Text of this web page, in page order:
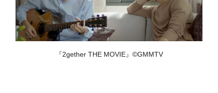
『2gether THE MOVIE』©GMMTV